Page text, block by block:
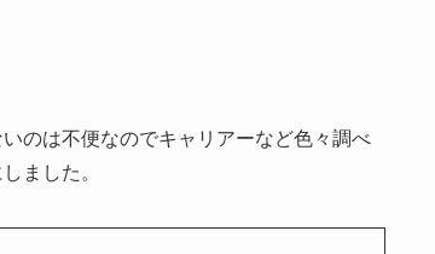
のは不便なのでキャリアーなど色々調べ
ました。